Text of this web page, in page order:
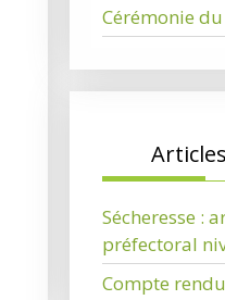
Cérémonie
Sécheresse :
préfectoral
Compte